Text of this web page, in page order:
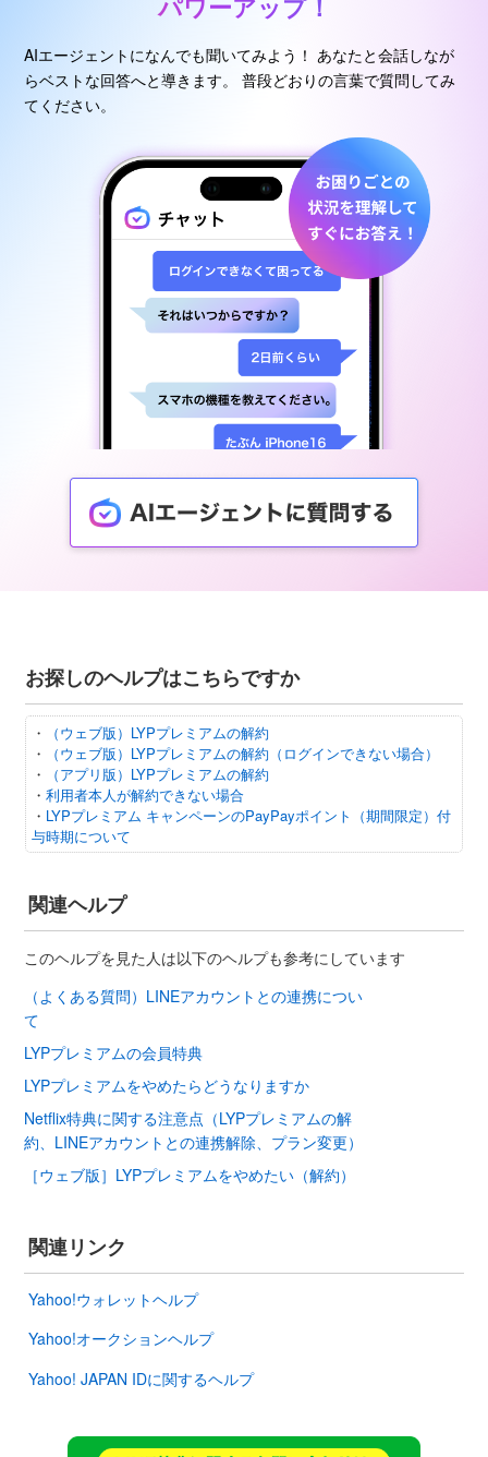
AIエージェントになんでも聞いてみよう！ あなたと会話しなが
らベストな回答へと導きます。
普段どおりの言葉で質問してみ
てください。
お探しのヘルプはこちらですか
・
（ウェブ版）LYPプレミアムの解約
・
（ウェブ版）LYPプレミアムの解約（ログインできない場合）
・
（アプリ版）LYPプレミアムの解約
・ 利用者本人が解約できない場合
・ LYPプレミアム キャンペーンのPayPayポイント（期間限定）付
与時期について
関連ヘルプ
このヘルプを見た人は以下のヘルプも参考にしています
（よくある質問）LINEアカウントとの連携につい
て
LYPプレミアムの会員特典
LYPプレミアムをやめたらどうなりますか
Netflix特典に関する注意点（LYPプレミアムの解
約、LINEアカウントとの連携解除、プラン変更）
［ウェブ版］LYPプレミアムをやめたい（解約）
関連リンク
Yahoo!ウォレットヘルプ
Yahoo!オークションヘルプ
Yahoo! JAPAN IDに関するヘルプ